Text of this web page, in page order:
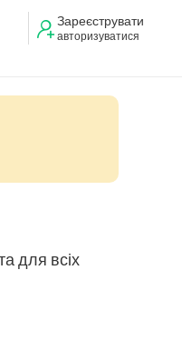
Зареєструвати
авторизуватися
для всіх